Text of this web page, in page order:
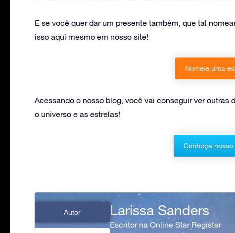
E se você quer dar um presente também, que tal
isso aqui mesmo em nosso site!
Nomeie uma
Acessando o nosso blog, você vai conseguir ver
o universo e as estrelas!
Conheça nosso
Autor Larissa Sanders
Escritor na Online Star Register